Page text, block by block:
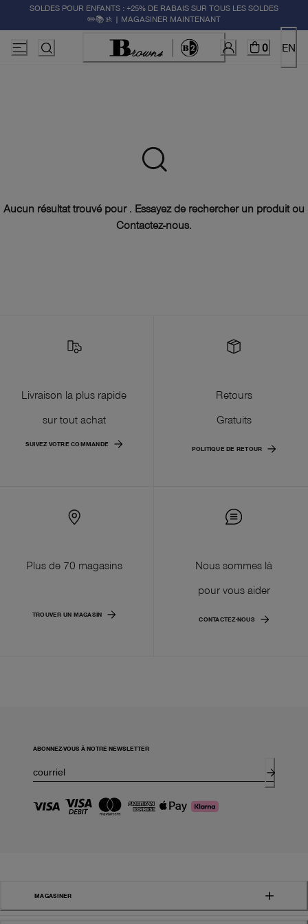
SOLDES POUR ENFANTS : +25% DE RABAIS SUR TOUS LES SOLDES
✏️📚🚸 | MAGASINER MAINTENANT
0 EN
Aucun résultat trouvé pour . Essayez de rechercher un produit ou
Contactez-nous.
Livraison la plus rapide
sur tout achat
SUIVEZ VOTRE COMMANDE
Retours
Gratuits
POLITIQUE DE RETOUR
Plus de 70 magasins
TROUVER UN MAGASIN
Nous sommes là
pour vous aider
CONTACTEZ-NOUS
ABONNEZ-VOUS À NOTRE NEWSLETTER
MAGASINER